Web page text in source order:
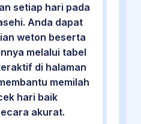
setiap hari pada
Anda dapat
weton beserta
melalui tabel
di halaman
memilah
hari baik
akurat.